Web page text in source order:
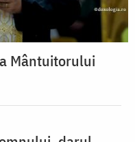
Mântuitorului